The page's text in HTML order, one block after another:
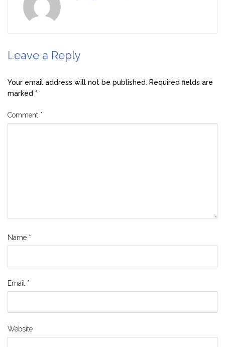
Leave a Reply
Your email address will not be published. Required fields are
marked *
Comment *
Name *
Email *
Website